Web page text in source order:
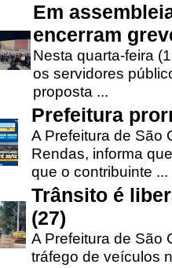
Em
encerram
Nesta quarta-feira
os servidores
proposta ...
Prefeitura
A Prefeitura de São
Rendas, informa
que o contribuinte ...
Trânsito é
(27)
A Prefeitura de São
tráfego de veículos